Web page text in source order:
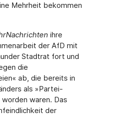
Mehrheit bekommen
ihre
der AfD mit
Stadtrat fort und
die
ab, die bereits in
als »Partei-
waren. Das
der